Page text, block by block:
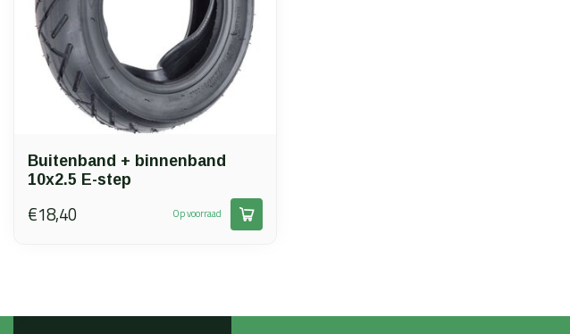
Buitenband + binnenband
10x2.5 E-step
€18,40 Op voorraad